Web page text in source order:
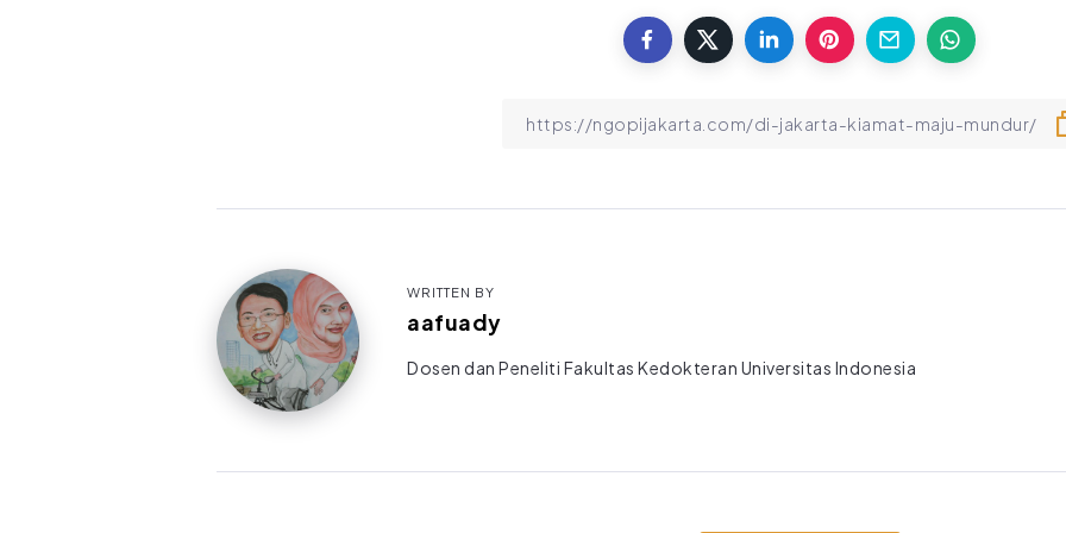
WRITTEN BY
aafuady
Dosen dan Peneliti Fakultas Kedokteran Universitas Indonesia